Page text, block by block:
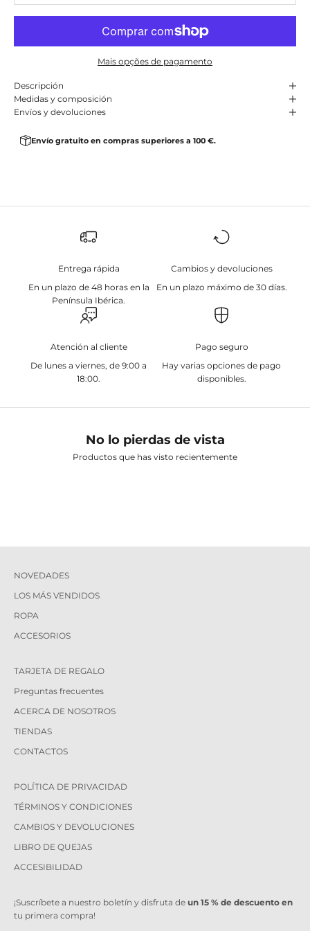
Mais opções de pagamento
Descripción
Medidas y composición
Envíos y devoluciones
Envío gratuito en compras superiores a 100 €.
Entrega rápida
En un plazo de 48 horas en la
Península Ibérica.
Cambios y devoluciones
En un plazo máximo de 30 días.
Atención al cliente
De lunes a viernes, de 9:00 a
18:00.
Pago seguro
Hay varias opciones de pago
disponibles.
No lo pierdas de vista
Productos que has visto recientemente
NOVEDADES
LOS MÁS VENDIDOS
ROPA
ACCESORIOS
TARJETA DE REGALO
Preguntas frecuentes
ACERCA DE NOSOTROS
TIENDAS
CONTACTOS
POLÍTICA DE PRIVACIDAD
TÉRMINOS Y CONDICIONES
CAMBIOS Y DEVOLUCIONES
LIBRO DE QUEJAS
ACCESIBILIDAD
¡Suscríbete a nuestro boletín y disfruta de un 15 % de descuento en
tu primera compra!